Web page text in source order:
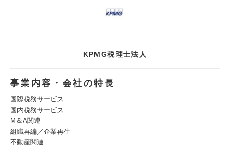
KPMG税理士法人
事業内容・会社の特長
国際税務サービス
国内税務サービス
M＆A関連
組織再編／企業再生
不動産関連